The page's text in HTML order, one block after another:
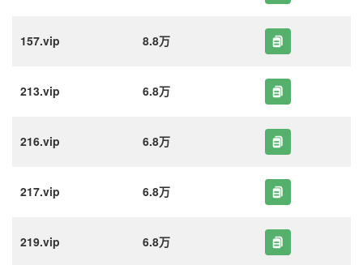
157.vip 8.8万
213.vip 6.8万
216.vip 6.8万
217.vip 6.8万
219.vip 6.8万